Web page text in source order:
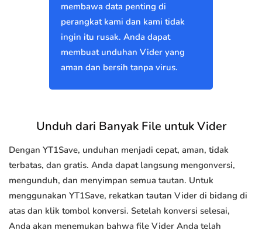
membawa data penting di
perangkat kami dan kami tidak
ingin itu rusak. Anda dapat
membuat unduhan Vider yang
aman dan bersih tanpa virus.
Unduh dari Banyak File untuk Vider
Dengan YT1Save, unduhan menjadi cepat, aman, tidak
terbatas, dan gratis. Anda dapat langsung mengonversi,
mengunduh, dan menyimpan semua tautan. Untuk
menggunakan YT1Save, rekatkan tautan Vider di bidang di
atas dan klik tombol konversi. Setelah konversi selesai,
Anda akan menemukan bahwa file Vider Anda telah